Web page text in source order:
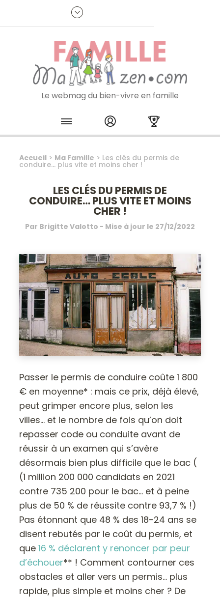
Je m'inscris à la newsletter
Le webmag du bien-vivre en famille
Skip to content
Accueil > Ma Famille > Les clés du permis de
conduire… plus vite et moins cher !
LES CLÉS DU PERMIS DE
CONDUIRE… PLUS VITE ET MOINS
CHER !
Par Brigitte Valotto - Mise à jour le 27/12/2022
Passer le permis de conduire coûte 1 800
€ en moyenne* : mais ce prix, déjà élevé,
peut grimper encore plus, selon les
villes… et le nombre de fois qu’on doit
repasser code ou conduite avant de
réussir à un examen qui s’avère
désormais bien plus difficile que le bac (
(1 million 200 000 candidats en 2021
contre 735 200 pour le bac… et à peine
plus de 50 % de réussite contre 93,7 % !)
Pas étonnant que 48 % des 18-24 ans se
disent rebutés par le coût du permis, et
que16 % déclarent y renoncer par peur
d’échouer** ! Comment contourner ces
obstacles et aller vers un permis… plus
rapide, plus simple et moins cher ? De
Panneau de gestion des cookies